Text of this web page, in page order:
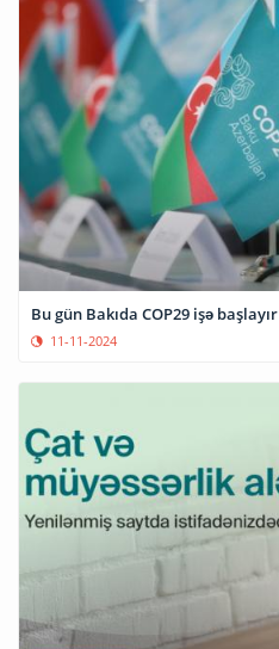
Bu gün Bakıda COP29 işə başlayır
11-11-2024